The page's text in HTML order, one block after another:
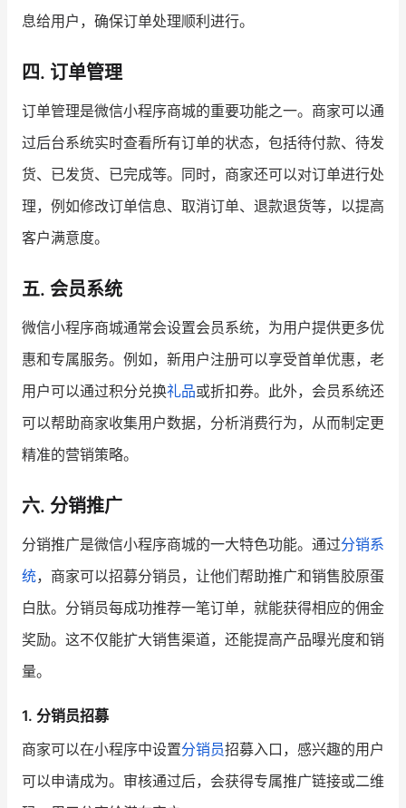
息给用户，确保订单处理顺利进行。
四. 订单管理
订单管理是微信小程序商城的重要功能之一。商家可以通
过后台系统实时查看所有订单的状态，包括待付款、待发
货、已发货、已完成等。同时，商家还可以对订单进行处
理，例如修改订单信息、取消订单、退款退货等，以提高
客户满意度。
五. 会员系统
微信小程序商城通常会设置会员系统，为用户提供更多优
惠和专属服务。例如，新用户注册可以享受首单优惠，老
用户可以通过积分兑换礼品或折扣券。此外，会员系统还
可以帮助商家收集用户数据，分析消费行为，从而制定更
精准的营销策略。
六. 分销推广
分销推广是微信小程序商城的一大特色功能。通过分销系
统，商家可以招募分销员，让他们帮助推广和销售胶原蛋
白肽。分销员每成功推荐一笔订单，就能获得相应的佣金
奖励。这不仅能扩大销售渠道，还能提高产品曝光度和销
量。
1. 分销员招募
商家可以在小程序中设置分销员招募入口，感兴趣的用户
可以申请成为。审核通过后，会获得专属推广链接或二维